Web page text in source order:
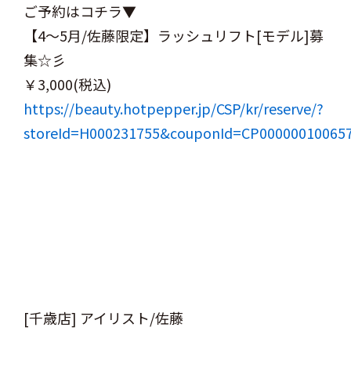
ご予約はコチラ▼
【4～5月/佐藤限定】ラッシュリフト[モデル]募
集☆彡
￥3,000(税込)
https://beauty.hotpepper.jp/CSP/kr/reserve/?
[千歳店] アイリスト/佐藤